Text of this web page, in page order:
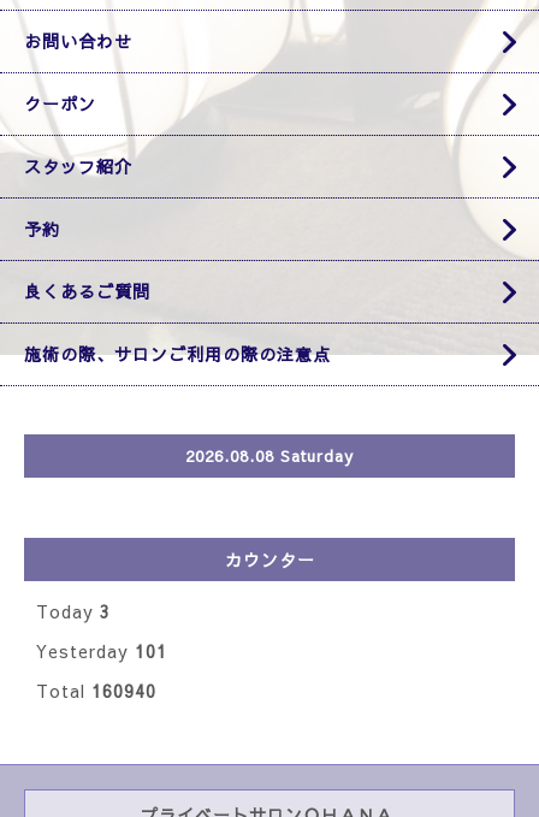
お問い合わせ
クーポン
スタッフ紹介
予約
良くあるご質問
施術の際、サロンご利用の際の注意点
2026.08.08 Saturday
カウンター
Today 3
Yesterday 101
Total 160940